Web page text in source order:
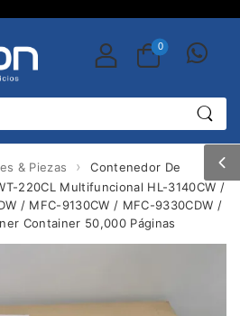
0
& Piezas ›
Contenedor De
220CL Multifuncional HL-3140CW /
/ MFC-9130CW / MFC-9330CDW /
Container 50,000 Páginas